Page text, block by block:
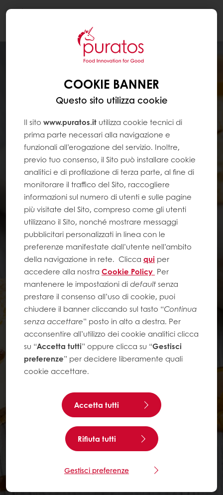
COOKIE BANNER
Questo sito utilizza cookie
Il sito www.puratos.it utilizza cookie tecnici di
prima parte necessari alla navigazione e
funzionali all’erogazione del servizio. Inoltre,
previo tuo consenso, il Sito può installare cookie
analitici e di profilazione di terza parte, al fine di
monitorare il traffico del Sito, raccogliere
informazioni sul numero di utenti e sulle pagine
più visitate del Sito, compreso come gli utenti
utilizzano il Sito, nonché mostrare messaggi
pubblicitari personalizzati in linea con le
preferenze manifestate dall’utente nell’ambito
della navigazione in rete. Clicca qui per
accedere alla nostra Cookie Policy Per
mantenere le impostazioni didefaultsenza
prestare il consenso all’uso di cookie, puoi
chiudere il banner cliccando sul tasto “Continua
senza accettare” posto in alto a destra. Per
acconsentire all’utilizzo dei cookie analitici clicca
su “Accetta tutti” oppure clicca su “Gestisci
preferenze” per decidere liberamente quali
cookie accettare.
Accetta tutti
Rifiuta tutti
Gestisci preferenze